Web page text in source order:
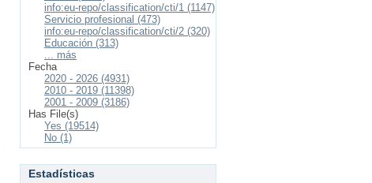
info:eu-repo/classification/cti/1 (1147)
Servicio profesional (473)
info:eu-repo/classification/cti/2 (320)
Educación (313)
... más
Fecha
2020 - 2026 (4931)
2010 - 2019 (11398)
2001 - 2009 (3186)
Has File(s)
Yes (19514)
No (1)
Estadísticas